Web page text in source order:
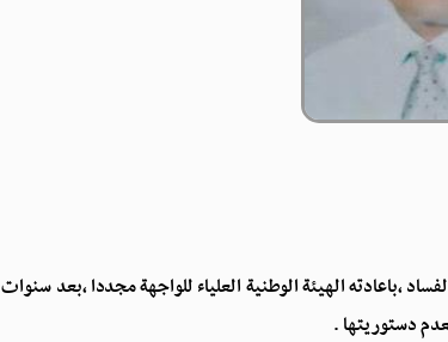
،باعادته الهيئة الوطنية العلياء للواجهة مجددا ،بعد سنوات
دستوريتها .